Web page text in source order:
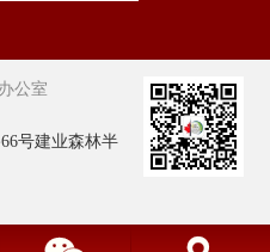
公室
号建业森林半